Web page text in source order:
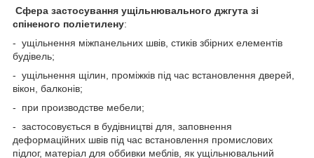
Сфера застосування ущільнювального джгута зі
спіненого поліетилену:
- ущільнення міжпанельних швів, стиків збірних елементів
будівель;
- ущільнення щілин, проміжків під час встановлення дверей,
вікон, балконів;
- при производстве мебели;
- застосовується в будівництві для, заповнення
деформаційних швів під час встановлення промислових
підлог, матеріал для оббивки меблів, як ущільнювальний